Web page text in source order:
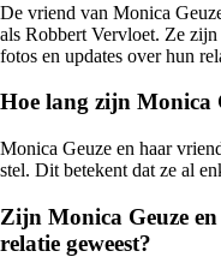
De vriend van Monica
als Robbert Vervloet. Ze
fotos en updates over hun
Hoe lang zijn Monica
Monica Geuze en haar
stel. Dit betekent dat ze al
Zijn Monica Geuze
relatie geweest?